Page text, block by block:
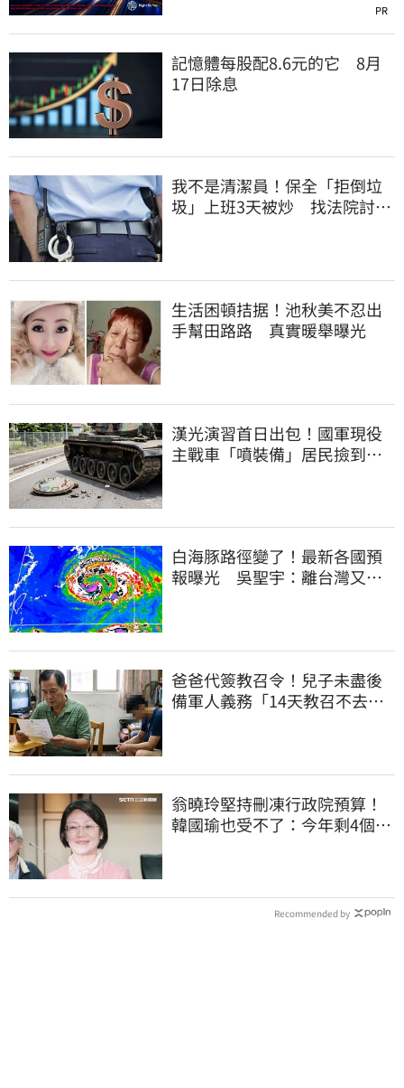
PR
記憶體每股配8.6元的它 8月
17日除息
我不是清潔員！保全「拒倒垃
圾」上班3天被炒 找法院討公
生活困頓拮据！池秋美不忍出
手幫田路路 真實暖舉曝光
漢光演習首日出包！國軍現役
主戰車「噴裝備」居民撿到零
白海豚路徑變了！最新各國預
報曝光 吳聖宇：離台灣又更
爸爸代簽教召令！兒子未盡後
備軍人義務「14天教召不去」
翁曉玲堅持刪凍行政院預算！
韓國瑜也受不了：今年剩4個月
Recommended by